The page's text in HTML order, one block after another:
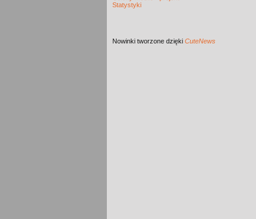
Statystyki
Nowinki tworzone dzięki CuteNews